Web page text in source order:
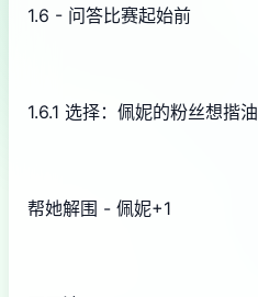
1.6 - 问答比赛起始前
1.6.1 选择：佩妮的粉丝想揩油
帮她解围 - 佩妮+1